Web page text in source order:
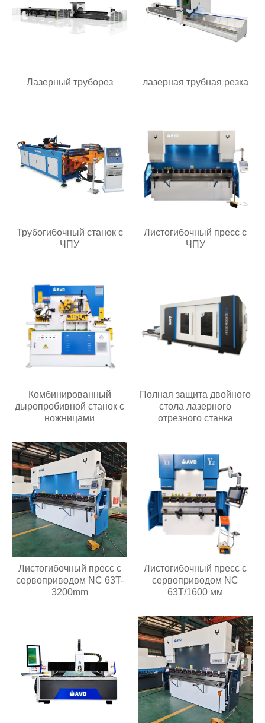
Лазерный труборез лазерная трубная резка
Трубогибочный станок с
ЧПУ
Листогибочный пресс с
ЧПУ
Комбинированный
дыропробивной станок с
ножницами
Полная защита двойного
стола лазерного
отрезного станка
Листогибочный пресс с
сервоприводом NC 63T-
3200mm
Листогибочный пресс с
сервоприводом NC
63T/1600 мм